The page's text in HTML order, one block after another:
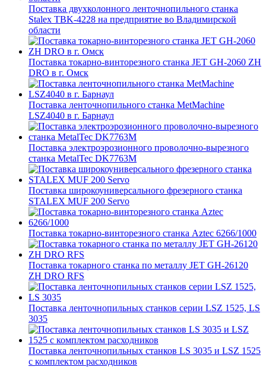
Поставка двухколонного ленточнопильного станка
Stalex TBK-4228 на предприятие во Владимирской
области
Поставка токарно-винторезного станка JET GH-2060 ZH
DRO в г. Омск
Поставка ленточнопильного станка MetMachine
LSZ4040 в г. Барнаул
Поставка электроэрозионного проволочно-вырезного
станка MetalTec DK7763M
Поставка широкоуниверсального фрезерного станка
STALEX MUF 200 Servo
Поставка токарно-винторезного станка Aztec 6266/1000
Поставка токарного станка по металлу JET GH-26120
ZH DRO RFS
Поставка ленточнопильных станков серии LSZ 1525, LS
3035
Поставка ленточнопильных станков LS 3035 и LSZ 1525
с комплектом расходников